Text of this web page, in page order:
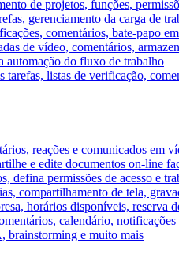
de projetos, funções,
gerenciamento da carga de
comentários, bate-papo
de vídeo, comentários,
automação do fluxo de trabalho
tarefas, listas de verificação,
reações e comunicados em
e edite documentos on-line
defina permissões de acesso e
compartilhamento de tela,
horários disponíveis, reserva
calendário,
brainstorming e muito mais